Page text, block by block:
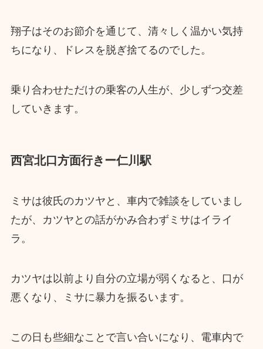
翔子はそのお節介を通じて、清々しく温かい気持
ちになり、ドレスを脱ぎ捨てるのでした。
乗り合わせただけの乗客の人生が、少しずつ交差
していきます。
西宮北口方面行きー仁川駅
ミサは彼氏のカツヤと、車内で雑談をしていまし
たが、カツヤとの話がかみ合わずミサはイライ
ラ。
カツヤは以前より自分の立場が弱くなると、口が
悪くなり、ミサに暴力を振るいます。
この日も些細なことで言い合いになり、電車内で